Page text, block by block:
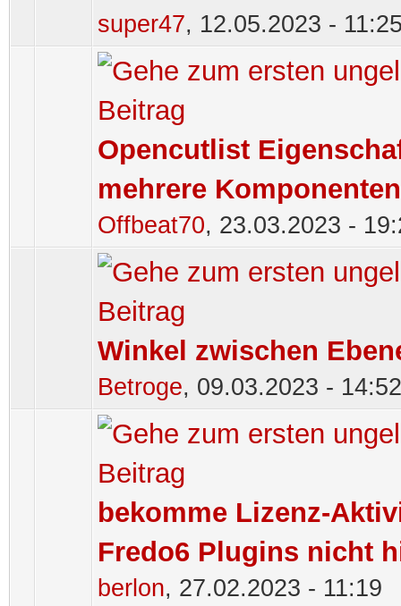
super47, 12.05.2023 -
Opencutlist
mehrere Komponenten
Offbeat70, 23.03.2023 -
Winkel zwischen
Betroge, 09.03.2023 - 14:52
bekomme Lizenz-
Fredo6 Plugins nicht
berlon, 27.02.2023 - 11:19